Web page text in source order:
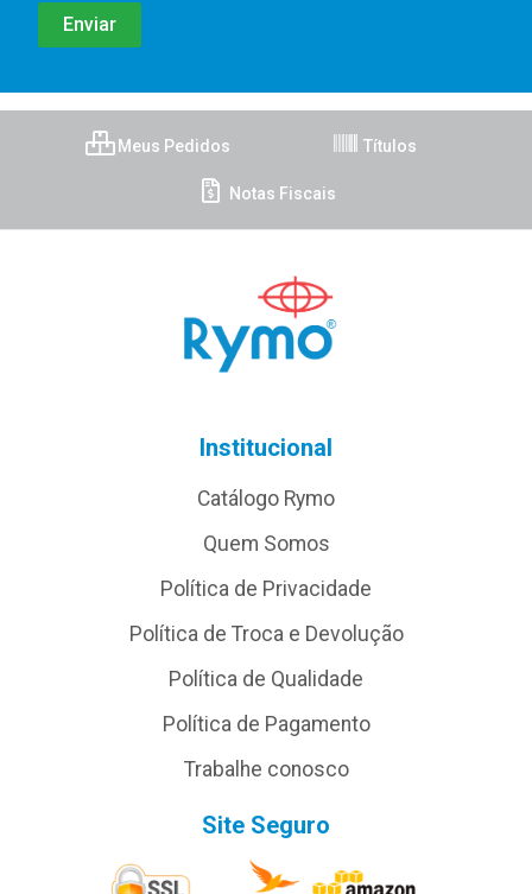
Meus Pedidos Títulos
Notas Fiscais
Institucional
Catálogo Rymo
Quem Somos
Política de Privacidade
Política de Troca e Devolução
Política de Qualidade
Política de Pagamento
Trabalhe conosco
Site Seguro